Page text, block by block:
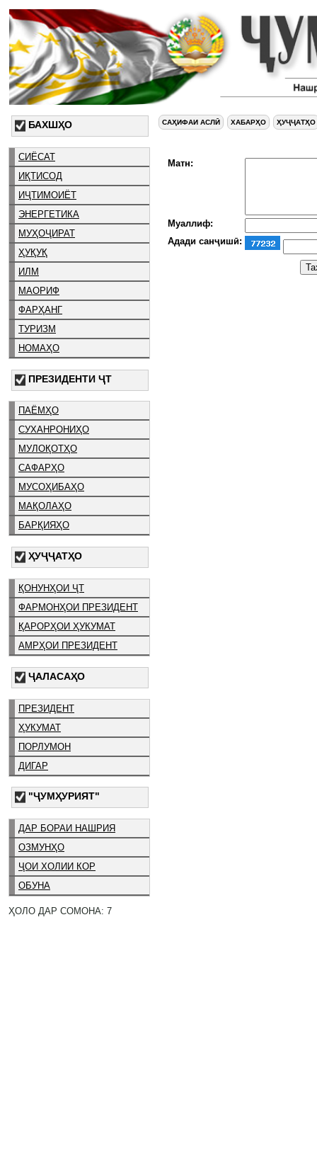
БАХШҲО
СИЁСАТ
ИҚТИСОД
ИҶТИМОИЁТ
ЭНЕРГЕТИКА
МУҲОҶИРАТ
ҲУҚУҚ
ИЛМ
МАОРИФ
ФАРҲАНГ
ТУРИЗМ
НОМАҲО
ПРЕЗИДЕНТИ ҶТ
ПАЁМҲО
СУХАНРОНИҲО
МУЛОҚОТҲО
САФАРҲО
МУСОҲИБАҲО
МАҚОЛАҲО
БАРҚИЯҲО
ҲУҶҶАТҲО
ҚОНУНҲОИ ҶТ
ФАРМОНҲОИ ПРЕЗИДЕНТ
ҚАРОРҲОИ ҲУКУМАТ
АМРҲОИ ПРЕЗИДЕНТ
ҶАЛАСАҲО
ПРЕЗИДЕНТ
ҲУКУМАТ
ПОРЛУМОН
ДИГАР
"ҶУМҲУРИЯТ"
ДАР БОРАИ НАШРИЯ
ОЗМУНҲО
ҶОИ ХОЛИИ КОР
ОБУНА
ҲОЛО ДАР СОМОНА: 7
САҲИФАИ АСЛӢ ХАБАРҲО ҲУҶҶАТҲО
Матн:
Муаллиф:
Адади санҷишӣ: